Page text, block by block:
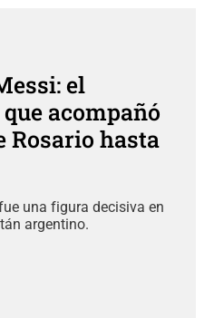
el
acompañó
Rosario hasta
una figura decisiva en
argentino.